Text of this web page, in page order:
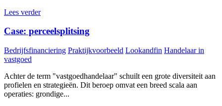
Lees verder
Case: perceelsplitsing
Bedrijfsfinanciering Praktijkvoorbeeld Lookandfin Handelaar in
vastgoed
Achter de term "vastgoedhandelaar" schuilt een grote diversiteit aan
profielen en strategieën. Dit beroep omvat een breed scala aan
operaties: grondige...